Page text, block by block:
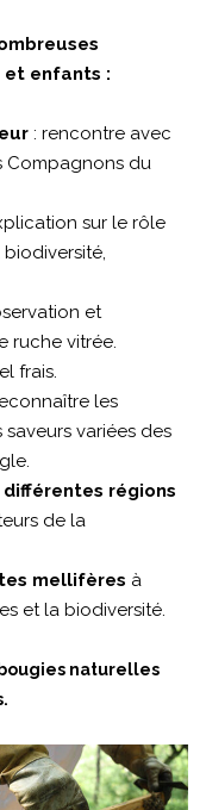
enfants :
: rencontre avec
Compagnons du
sur le rôle
et
ruche vitrée.
frais.
les
variées des
régions
de la
mellifères à
et la biodiversité.
naturelles